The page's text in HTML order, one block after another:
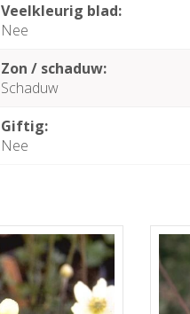
Veelkleurig blad:
Nee
Zon / schaduw:
Schaduw
Giftig:
Nee